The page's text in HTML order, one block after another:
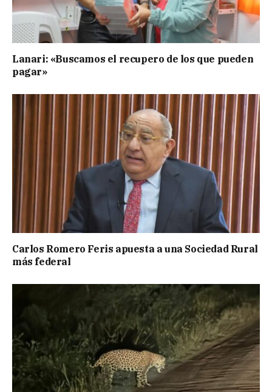
Lanari: «Buscamos el recupero de los que pueden
pagar»
Carlos Romero Feris apuesta a una Sociedad Rural
más federal